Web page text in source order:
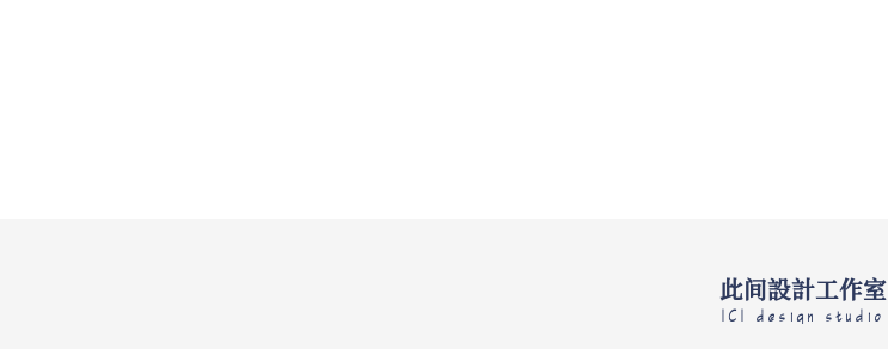
此间設計工作室
ICI design studio